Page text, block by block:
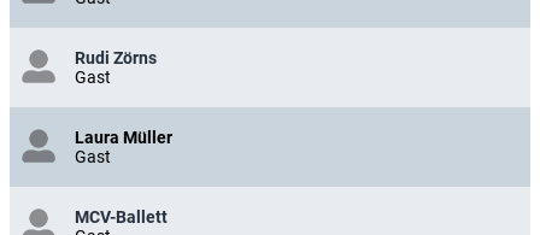
Rudi Zörns
Gast
Laura Müller
Gast
MCV-Ballett